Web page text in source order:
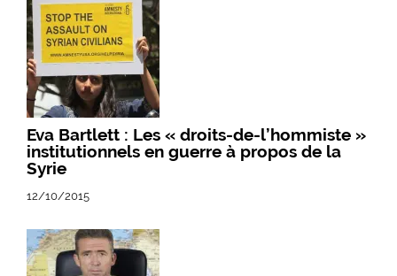
Eva Bartlett : Les « droits-de-l’hommiste »
institutionnels en guerre à propos de la
Syrie
12/10/2015